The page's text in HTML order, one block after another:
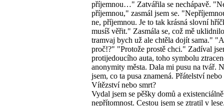
příjemnou…" Zatvářila se nechápavě.
příjemnou," zasmál jsem se.
ne, příjemnou. Je to tak krásná slovní
musíš věřit." Zasmála se, což mě
tramvaj bych už ale chtěla dojít sama."
proč!?" "Protože prostě chci." Zadíval
protijedoucího auta, toho symbolu
anonymity města. Dala mi pusu na tvář.
jsem, co ta pusa znamená. Přátelství
Vítězství nebo smrt?
Vydal jsem se pěšky domů a
nepřítomnost. Cestou jsem se ztratil v